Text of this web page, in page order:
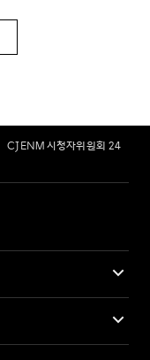
CJENM 시청자위원회 24